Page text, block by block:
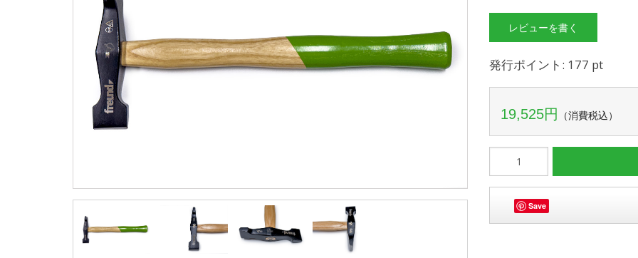
レビューを書く
発行ポイント: 177 pt
19,525円 （消費税込）
Save